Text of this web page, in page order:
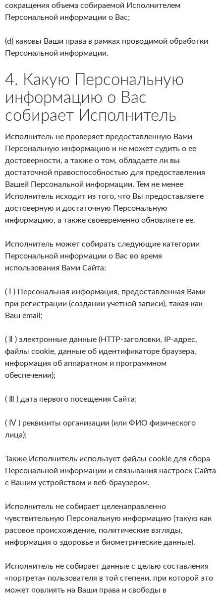
сокращения объема собираемой Исполнителем
Персональной информации о Вас;
(d) каковы Ваши права в рамках проводимой обработки
Персональной информации.
4. Какую Персональную
информацию о Вас
собирает Исполнитель
Исполнитель не проверяет предоставленную Вами
Персональную информацию и не может судить о ее
достоверности, а также о том, обладаете ли вы
достаточной правоспособностью для предоставления
Вашей Персональной информации. Тем не менее
Исполнитель исходит из того, что Вы предоставляете
достоверную и достаточную Персональную
информацию, а также своевременно обновляете ее.
Исполнитель может собирать следующие категории
Персональной информации о Вас во время
использования Вами Сайта:
( Ⅰ ) Персональная информация, предоставленная Вами
при регистрации (создании учетной записи), такая как
Ваш email;
( Ⅱ ) электронные данные (HTTP-заголовки, IP-адрес,
файлы cookie, данные об идентификаторе браузера,
информация об аппаратном и программном
обеспечении);
( Ⅲ ) дата первого посещения Сайта;
( Ⅳ ) реквизиты организации (или ФИО физического
лица);
Также Исполнитель использует файлы cookie для сбора
Персональной информации и связывания настроек Сайта
с Вашим устройством и веб-браузером.
Исполнитель не собирает целенаправленно
чувствительную Персональную информацию (такую как
расовое происхождение, политические взгляды,
информация о здоровье и биометрические данные).
Исполнитель не собирает данные с целью составления
«портрета» пользователя в той степени, при которой это
может повлиять на Ваши права и свободы в